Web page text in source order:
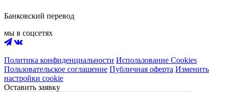
Банковский перевод
мы в соцсетях
Политика конфиденциальности Использование Cookies
Пользовательское соглашение Публичная оферта Изменить
настройки cookie
Оставить заявку